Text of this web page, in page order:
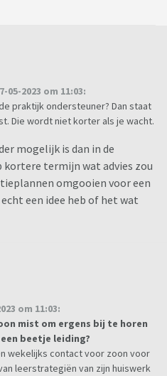
2023 om 11:03:
praktijk ondersteuner? Dan staat
Die wordt niet korter als je wacht.
mogelijk is dan in de
termijn wat advies zou
omgooien voor een
een idee heb of het wat
om 11:03:
mist om ergens bij te horen
beetje leiding?
wekelijks contact voor zoon voor
leerstrategiën van zijn huiswerk